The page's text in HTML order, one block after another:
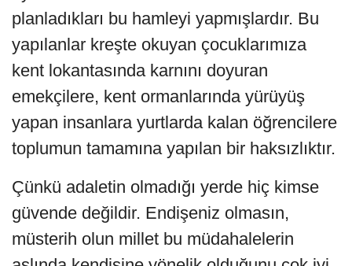
planladıkları bu hamleyi yapmışlardır. Bu
yapılanlar kreşte okuyan çocuklarımıza
kent lokantasında karnını doyuran
emekçilere, kent ormanlarında yürüyüş
yapan insanlara yurtlarda kalan öğrencilere
toplumun tamamına yapılan bir haksızlıktır.
Çünkü adaletin olmadığı yerde hiç kimse
güvende değildir. Endişeniz olmasın,
müsterih olun millet bu müdahalelerin